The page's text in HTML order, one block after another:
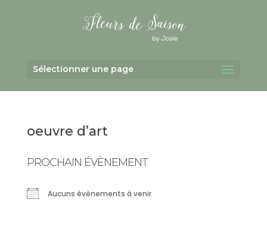
Sélectionner une page
oeuvre d’art
PROCHAIN ÉVÈNEMENT
Aucuns évènements à venir